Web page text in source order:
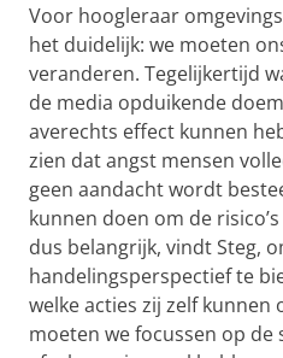
Voor hoogleraar
het duidelijk: we moeten
veranderen. Tegelijkertijd
de media opduikende
averechts effect kunnen
zien dat angst mensen
geen aandacht wordt
kunnen doen om de
dus belangrijk, vindt Steg,
handelingsperspectief te
welke acties zij zelf
moeten we focussen op de